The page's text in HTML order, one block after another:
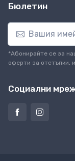
Бюлетин
*Абонирайте се за
оферти за отстъпки,
Социални